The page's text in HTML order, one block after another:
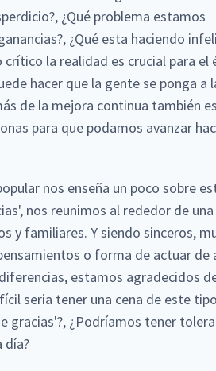
¿Qué problema estamos
¿Qué esta haciendo
crítico la realidad es crucial para el
hacer que la gente se ponga a
de la mejora continua también es
para que podamos avanzar
nos enseña un poco sobre
nos reunimos al rededor de
y familiares. Y siendo sinceros,
o forma de actuar de
estamos agradecidos
seria tener una cena de este
gracias'?, ¿Podríamos tener
día?